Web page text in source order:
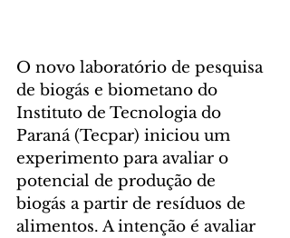
O novo laboratório de pesquisa
de biogás e biometano do
Instituto de Tecnologia do
Paraná (Tecpar) iniciou um
experimento para avaliar o
potencial de produção de
biogás a partir de resíduos de
alimentos. A intenção é avaliar